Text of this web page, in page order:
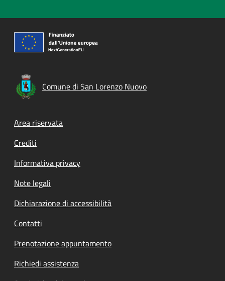
Comune di San Lorenzo Nuovo
Footer menu
Area riservata
Crediti
Informativa privacy
Note legali
Dichiarazione di accessibilità
Contatti
Prenotazione appuntamento
Richiedi assistenza